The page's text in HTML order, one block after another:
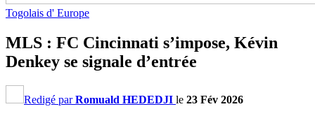
Togolais d' Europe
MLS : FC Cincinnati s’impose, Kévin
Denkey se signale d’entrée
Redigé parRomuald HEDEDJI le 23 Fév 2026